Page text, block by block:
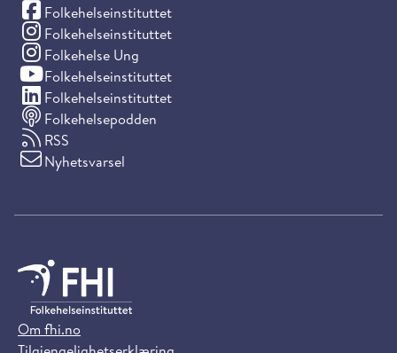
Folkehelseinstituttet
(Facebook)
Folkehelseinstituttet
(Instagram)
Folkehelse Ung
(Instagram)
Folkehelseinstituttet
(YouTube)
Folkehelseinstituttet
(LinkedIn)
Folkehelsepodden
RSS
Nyhetsvarsel
Om fhi.no